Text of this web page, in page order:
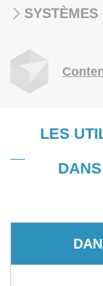
LES